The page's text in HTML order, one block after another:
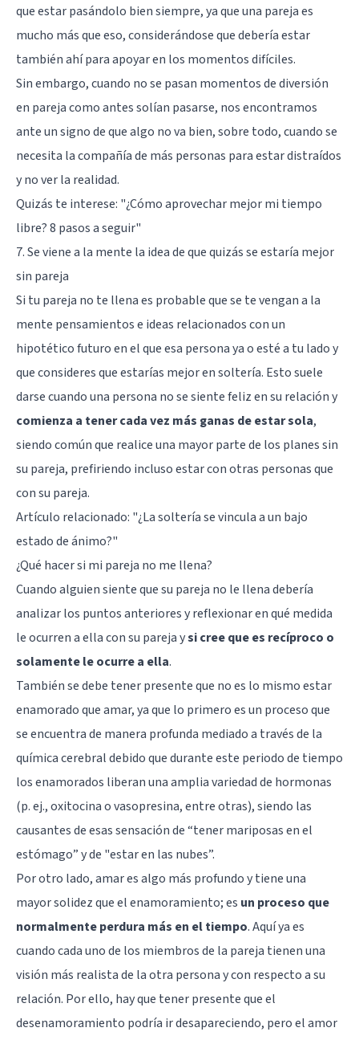
que estar pasándolo bien siempre, ya que una pareja es
mucho más que eso, considerándose que debería estar
también ahí para apoyar en los momentos difíciles.
Sin embargo, cuando no se pasan momentos de diversión
en pareja como antes solían pasarse, nos encontramos
ante un signo de que algo no va bien, sobre todo, cuando se
necesita la compañía de más personas para estar distraídos
y no ver la realidad.
Quizás te interese: "¿Cómo aprovechar mejor mi tiempo
libre? 8 pasos a seguir"
7. Se viene a la mente la idea de que quizás se estaría mejor
sin pareja
Si tu pareja no te llena es probable que se te vengan a la
mente pensamientos e ideas relacionados con un
hipotético futuro en el que esa persona ya o esté a tu lado y
que consideres que estarías mejor en soltería. Esto suele
darse cuando una persona no se siente feliz en su relación y
comienza a tener cada vez más ganas de estar sola,
siendo común que realice una mayor parte de los planes sin
su pareja, prefiriendo incluso estar con otras personas que
con su pareja.
Artículo relacionado: "¿La soltería se vincula a un bajo
estado de ánimo?"
¿Qué hacer si mi pareja no me llena?
Cuando alguien siente que su pareja no le llena debería
analizar los puntos anteriores y reflexionar en qué medida
le ocurren a ella con su pareja ysi cree que es recíproco o
solamente le ocurre a ella.
También se debe tener presente que no es lo mismo estar
enamorado que amar, ya que lo primero es un proceso que
se encuentra de manera profunda mediado a través de la
química cerebral debido que durante este periodo de tiempo
los enamorados liberan una amplia variedad de hormonas
(p. ej., oxitocina o vasopresina, entre otras), siendo las
causantes de esas sensación de “tener mariposas en el
estómago” y de "estar en las nubes”.
Por otro lado, amar es algo más profundo y tiene una
mayor solidez que el enamoramiento; es un proceso que
normalmente perdura más en el tiempo. Aquí ya es
cuando cada uno de los miembros de la pareja tienen una
visión más realista de la otra persona y con respecto a su
relación. Por ello, hay que tener presente que el
desenamoramiento podría ir desapareciendo, pero el amor